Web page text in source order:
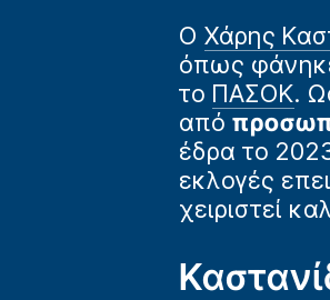
Ο Χάρης
όπως
το ΠΑΣΟΚ.
από
έδρα το
εκλογές
χειριστεί